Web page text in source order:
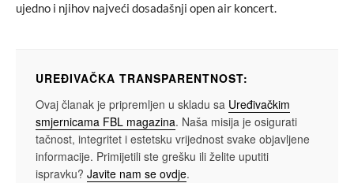
ujedno i njihov najveći dosadašnji open air koncert.
UREĐIVAČKA TRANSPARENTNOST:
Ovaj članak je pripremljen u skladu sa Uređivačkim
smjernicama FBL magazina. Naša misija je osigurati
tačnost, integritet i estetsku vrijednost svake objavljene
informacije. Primijetili ste grešku ili želite uputiti
ispravku? Javite nam se ovdje.